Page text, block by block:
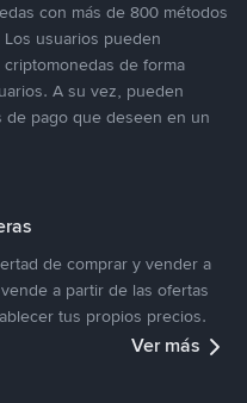
con más de 800 métodos
usuarios pueden
de forma
A su vez, pueden
pago que deseen en un
de comprar y vender a
a partir de las ofertas
tus propios precios.
Ver más